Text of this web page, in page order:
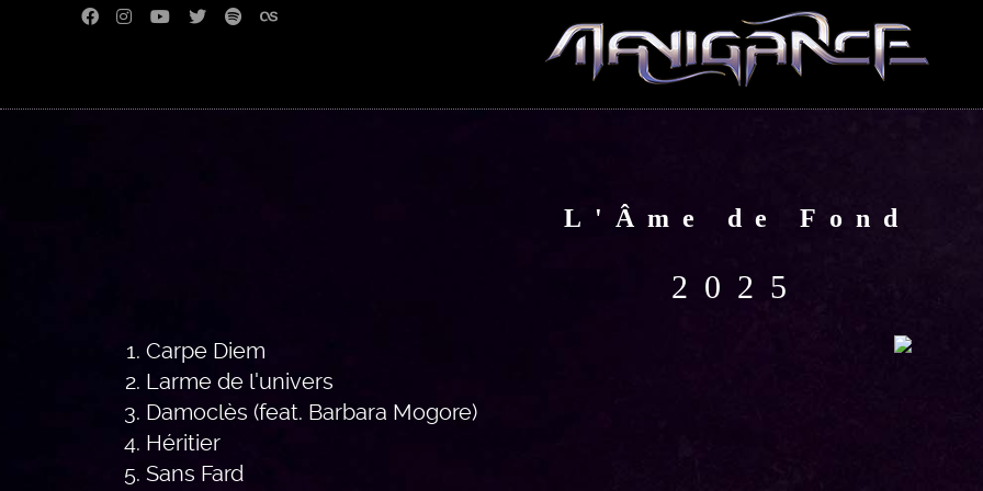
L'Âme de Fond
2025
Carpe Diem
Larme de l'univers
Damoclès (feat. Barbara Mogore)
Héritier
Sans Fard